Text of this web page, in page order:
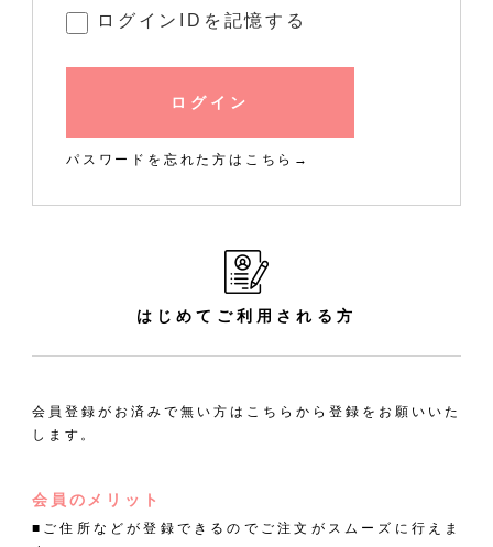
ログインIDを記憶する
ログイン
パスワードを忘れた方はこちら→
はじめてご利用される方
会員登録がお済みで無い方はこちらから登録をお願いいた
します。
会員のメリット
■ご住所などが登録できるのでご注文がスムーズに行えま